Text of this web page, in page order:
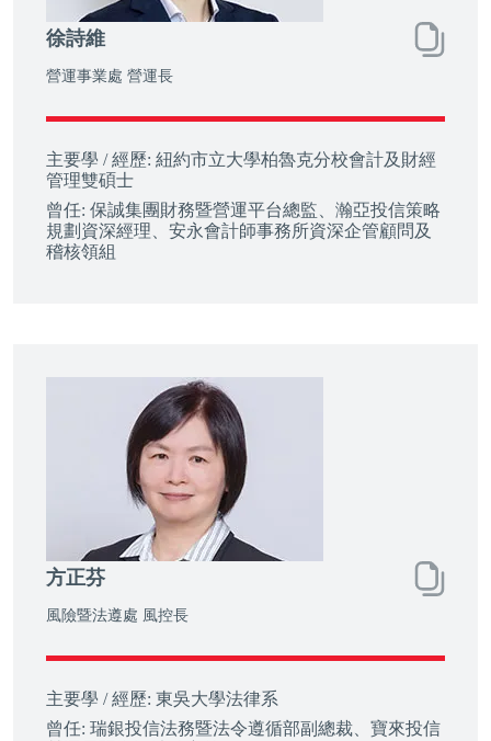
徐詩維
營運事業處 營運長
主要學 / 經歷: 紐約市立大學柏魯克分校會計及財經
管理雙碩士
曾任: 保誠集團財務暨營運平台總監、瀚亞投信策略
規劃資深經理、安永會計師事務所資深企管顧問及
稽核領組
方正芬
風險暨法遵處 風控長
主要學 / 經歷: 東吳大學法律系
曾任: 瑞銀投信法務暨法令遵循部副總裁、寶來投信